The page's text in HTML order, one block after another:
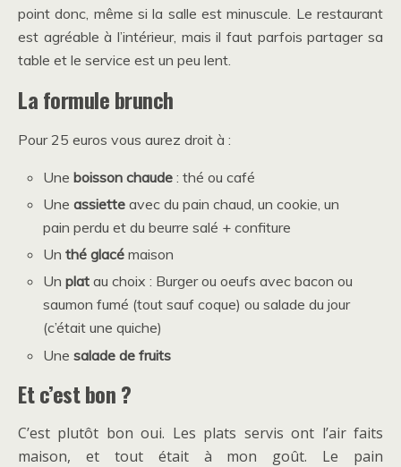
point donc, même si la salle est minuscule. Le restaurant
est agréable à l’intérieur, mais il faut parfois partager sa
table et le service est un peu lent.
La formule brunch
Pour 25 euros vous aurez droit à :
Uneboisson chaude : thé ou café
Uneassiette avec du pain chaud, un cookie, un
pain perdu et du beurre salé + confiture
Unthé glacé maison
Unplat au choix : Burger ou oeufs avec bacon ou
saumon fumé (tout sauf coque) ou salade du jour
(c’était une quiche)
Unesalade de fruits
Et c’est bon ?
C’est plutôt bon oui. Les plats servis ont l’air faits
maison, et tout était à mon goût. Le pain